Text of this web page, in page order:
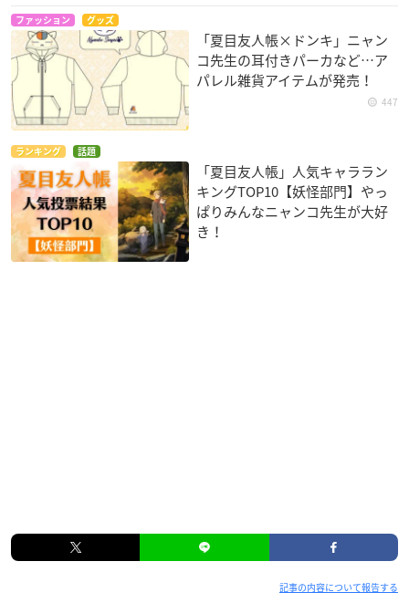
ファッション グッズ
「夏目友人帳×ドンキ」ニャン
コ先生の耳付きパーカなど…ア
パレル雑貨アイテムが発売！
447
ランキング 話題
「夏目友人帳」人気キャララン
キングTOP10【妖怪部門】やっ
ぱりみんなニャンコ先生が大好
き！
記事の内容について報告する